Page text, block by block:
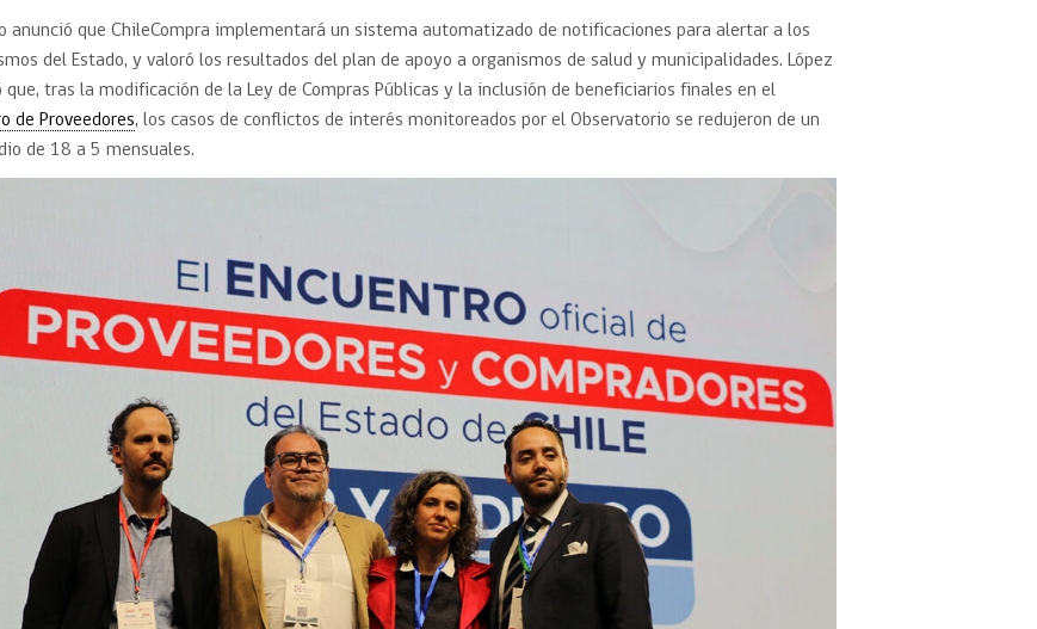
anunció que ChileCompra implementará un sistema automatizado de notificaciones para alertar a los
del Estado, y valoró los resultados del plan de apoyo a organismos de salud y municipalidades. López
que, tras la modificación de la Ley de Compras Públicas y la inclusión de beneficiarios finales en el
de Proveedores, los casos de conflictos de interés monitoreados por el Observatorio se redujeron de un
de 18 a 5 mensuales.